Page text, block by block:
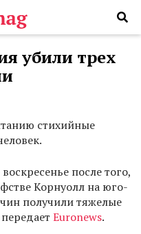
убили трех
стихийные
после того,
Корнуолл на юго-
получили тяжелые
Euronews.